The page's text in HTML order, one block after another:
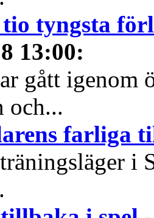
tyngsta
13:00:
gått igenom
och...
farliga
i